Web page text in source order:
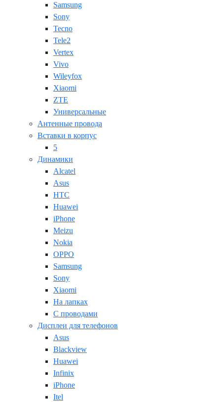
Samsung
Sony
Tecno
Tele2
Vertex
Vivo
Wileyfox
Xiaomi
ZTE
Универсальные
Антенные провода
Вставки в корпус
5
Динамики
Alcatel
Asus
HTC
Huawei
iPhone
Meizu
Nokia
OPPO
Samsung
Sony
Xiaomi
На лапках
С проводами
Дисплеи для телефонов
Asus
Blackview
Huawei
Infinix
iPhone
Itel